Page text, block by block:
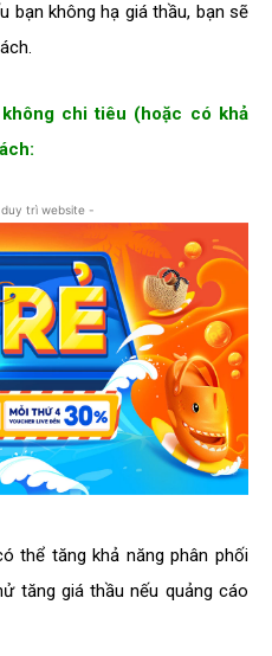
bạn không hạ giá thầu, bạn sẽ
chi tiêu (hoặc có khả
trì website -
thể tăng khả năng phân phối
tăng giá thầu nếu quảng cáo